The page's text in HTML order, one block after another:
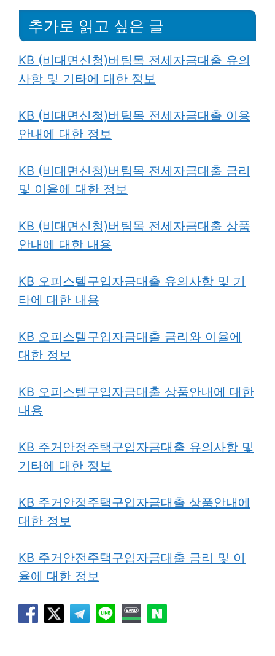
추가로 읽고 싶은 글
KB (비대면신청)버팀목 전세자금대출 유의
사항 및 기타에 대한 정보
KB (비대면신청)버팀목 전세자금대출 이용
안내에 대한 정보
KB (비대면신청)버팀목 전세자금대출 금리
및 이율에 대한 정보
KB (비대면신청)버팀목 전세자금대출 상품
안내에 대한 내용
KB 오피스텔구입자금대출 유의사항 및 기
타에 대한 내용
KB 오피스텔구입자금대출 금리와 이율에
대한 정보
KB 오피스텔구입자금대출 상품안내에 대한
내용
KB 주거안정주택구입자금대출 유의사항 및
기타에 대한 정보
KB 주거안정주택구입자금대출 상품안내에
대한 정보
KB 주거안전주택구입자금대출 금리 및 이
율에 대한 정보